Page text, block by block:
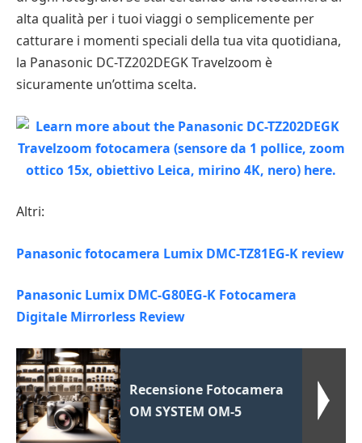
alta qualità per i tuoi viaggi o semplicemente per
catturare i momenti speciali della tua vita quotidiana,
la Panasonic DC-TZ202DEGK Travelzoom è
sicuramente un’ottima scelta.
Altri:
Panasonic fotocamera Lumix DMC-TZ81EG-K review
Panasonic Lumix DMC-G80EG-K Fotocamera
Digitale Mirrorless Review
Recensione Fotocamera
OM SYSTEM OM-5